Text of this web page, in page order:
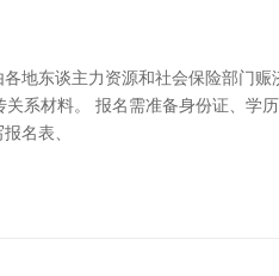
地东谈主力资源和社会保险部门
系材料。 报名需准备身份证、学
名表、